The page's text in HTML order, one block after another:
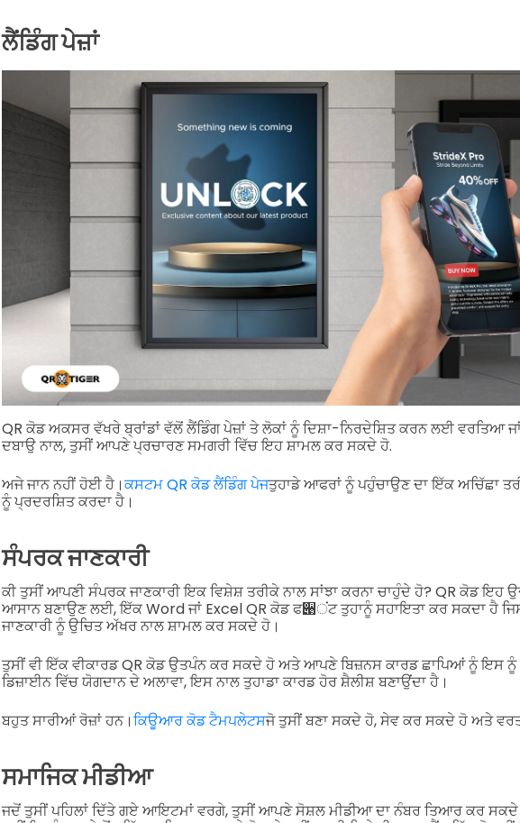
ਲੈਂਡਿੰਗ ਪੇਜ਼ਾਂ
QR ਕੋਡ ਅਕਸਰ ਵੱਖਰੇ ਬ੍ਰਾਂਡਾਂ ਵੱਲੋਂ ਲੈਂਡਿੰਗ ਪੇਜ਼ਾਂ ਤੇ ਲੋਕਾਂ ਨੂੰ ਦਿਸ਼ਾ-ਨਿਰਦੇਸ਼ਿਤ ਕਰਨ ਲਈ ਵਰਤਿਆ
ਦਬਾਉ ਨਾਲ, ਤੁਸੀਂ ਆਪਣੇ ਪ੍ਰਚਾਰਣ ਸਮਗਰੀ ਵਿੱਚ ਇਹ ਸ਼ਾਮਲ ਕਰ ਸਕਦੇ ਹੋ.
ਅਜੇ ਜਾਨ ਨਹੀਂ ਹੋਈ ਹੈ।ਕਸਟਮ QR ਕੋਡ ਲੈਂਡਿੰਗ ਪੇਜਤੁਹਾਡੇ ਆਫਰਾਂ ਨੂੰ ਪਹੁੰਚਾਉਣ ਦਾ ਇੱਕ ਅਚਿੱਛਾ
ਨੂੰ ਪ੍ਰਦਰਸ਼ਿਤ ਕਰਦਾ ਹੈ।
ਸੰਪਰਕ ਜਾਣਕਾਰੀ
ਕੀ ਤੁਸੀਂ ਆਪਣੀ ਸੰਪਰਕ ਜਾਣਕਾਰੀ ਇਕ ਵਿਸ਼ੇਸ਼ ਤਰੀਕੇ ਨਾਲ ਸਾਂਝਾ ਕਰਨਾ ਚਾਹੁੰਦੇ ਹੋ? QR ਕੋਡ ਇਹ
ਆਸਾਨ ਬਣਾਉਣ ਲਈ, ਇੱਕ Word ਜਾਂ Excel QR ਕੋਡ ਫ੉ਂਟ ਤੁਹਾਨੂੰ ਸਹਾਇਤਾ ਕਰ ਸਕਦਾ ਹੈ
ਜਾਣਕਾਰੀ ਨੂੰ ਉਚਿਤ ਅੱਖਰ ਨਾਲ ਸ਼ਾਮਲ ਕਰ ਸਕਦੇ ਹੋ।
ਤੁਸੀਂ ਵੀ ਇੱਕ ਵੀਕਾਰਡ QR ਕੋਡ ਉਤਪੰਨ ਕਰ ਸਕਦੇ ਹੋ ਅਤੇ ਆਪਣੇ ਬਿਜ਼ਨਸ ਕਾਰਡ ਛਾਪਿਆਂ ਨੂੰ ਇਸ
ਡਿਜ਼ਾਈਨ ਵਿੱਚ ਯੋਗਦਾਨ ਦੇ ਅਲਾਵਾ, ਇਸ ਨਾਲ ਤੁਹਾਡਾ ਕਾਰਡ ਹੋਰ ਸ਼ੈਲੀਸ਼ ਬਣਾਉਂਦਾ ਹੈ।
ਬਹੁਤ ਸਾਰੀਆਂ ਰੋਜ਼ਾਂ ਹਨ।ਕਿਊਆਰ ਕੋਡ ਟੈਮਪਲੇਟਸਜੋ ਤੁਸੀਂ ਬਣਾ ਸਕਦੇ ਹੋ, ਸੇਵ ਕਰ ਸਕਦੇ ਹੋ ਅਤੇ
ਸਮਾਜਿਕ ਮੀਡੀਆ
ਜਦੋਂ ਤੁਸੀਂ ਪਹਿਲਾਂ ਦਿੱਤੇ ਗਏ ਆਇਟਮਾਂ ਵਰਗੇ, ਤੁਸੀਂ ਆਪਣੇ ਸੋਸ਼ਲ ਮੀਡੀਆ ਦਾ ਨੰਬਰ ਤਿਆਰ ਕਰ